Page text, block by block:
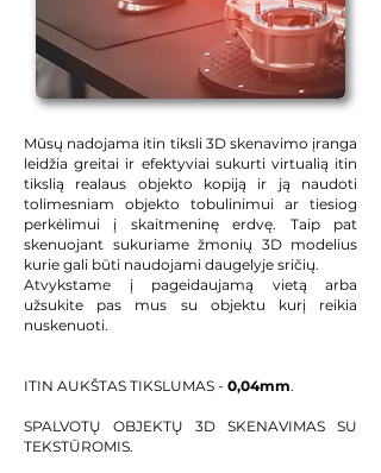
Mūsų nadojama itin tiksli 3D skenavimo įranga
leidžia greitai ir efektyviai sukurti virtualią itin
tikslią realaus objekto kopiją ir ją naudoti
tolimesniam objekto tobulinimui ar tiesiog
perkėlimui į skaitmeninę erdvę. Taip pat
skenuojant sukuriame žmonių 3D modelius
kurie gali būti naudojami daugelyje sričių.
Atvykstame į pageidaujamą vietą arba
užsukite pas mus su objektu kurį reikia
nuskenuoti.
ITIN AUKŠTAS TIKSLUMAS - 0,04mm.
SPALVOTŲ OBJEKTŲ 3D SKENAVIMAS SU
TEKSTŪROMIS.